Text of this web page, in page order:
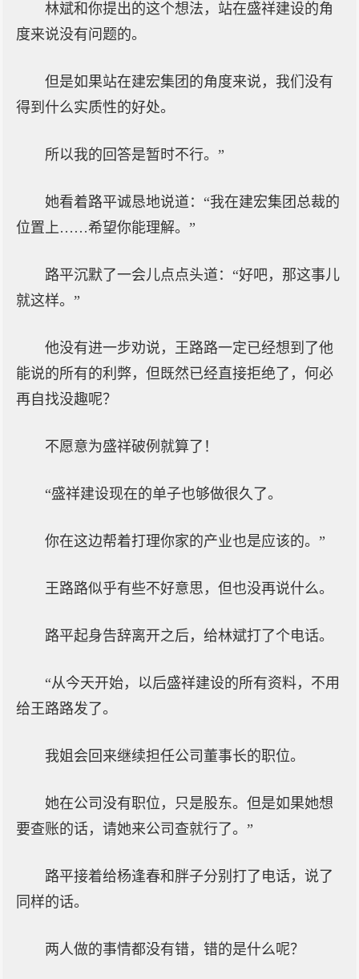
林斌和你提出的这个想法，站在盛祥建设的角
度来说没有问题的。
但是如果站在建宏集团的角度来说，我们没有
得到什么实质性的好处。
所以我的回答是暂时不行。”
她看着路平诚恳地说道：“我在建宏集团总裁的
位置上……希望你能理解。”
路平沉默了一会儿点点头道：“好吧，那这事儿
就这样。”
他没有进一步劝说，王路路一定已经想到了他
能说的所有的利弊，但既然已经直接拒绝了，何必
再自找没趣呢？
不愿意为盛祥破例就算了！
“盛祥建设现在的单子也够做很久了。
你在这边帮着打理你家的产业也是应该的。”
王路路似乎有些不好意思，但也没再说什么。
路平起身告辞离开之后，给林斌打了个电话。
“从今天开始，以后盛祥建设的所有资料，不用
给王路路发了。
我姐会回来继续担任公司董事长的职位。
她在公司没有职位，只是股东。但是如果她想
要查账的话，请她来公司查就行了。”
路平接着给杨逢春和胖子分别打了电话，说了
同样的话。
两人做的事情都没有错，错的是什么呢？